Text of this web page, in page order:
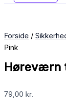
Forside /
Pink
Høreværn
79,00 kr.